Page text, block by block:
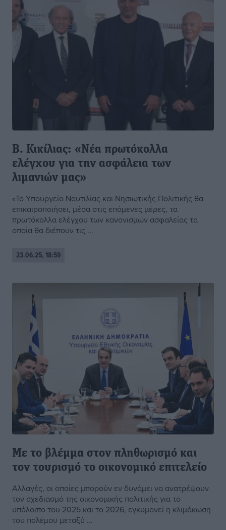
B. Κικίλιας: «Νέα πρωτόκολλα
ελέγχου για την ασφάλεια των
λιμανιών μας»
«Το Υπουργείο Ναυτιλίας και Νησιωτικής Πολιτικής θα
επικαιροποιήσει, μέσα στις επόμενες μέρες, τα
πρωτόκολλα ελέγχου των κανονισμών ασφαλείας τα
οποία θα διέπουν τις ...
23.06.25, 18:59
Με το βλέμμα στον πληθωρισμό και
τον τουρισμό το οικονομικό επιτελείο
Αλλαγές, οι οποίες μπορούν εν δυνάμει να ανατρέψουν
τον σχεδιασμό της οικονομικής πολιτικής για το
υπόλοιπο του 2025 και το 2026, εγκυμονεί η κλιμάκωση
του πολέμου μεταξύ ...